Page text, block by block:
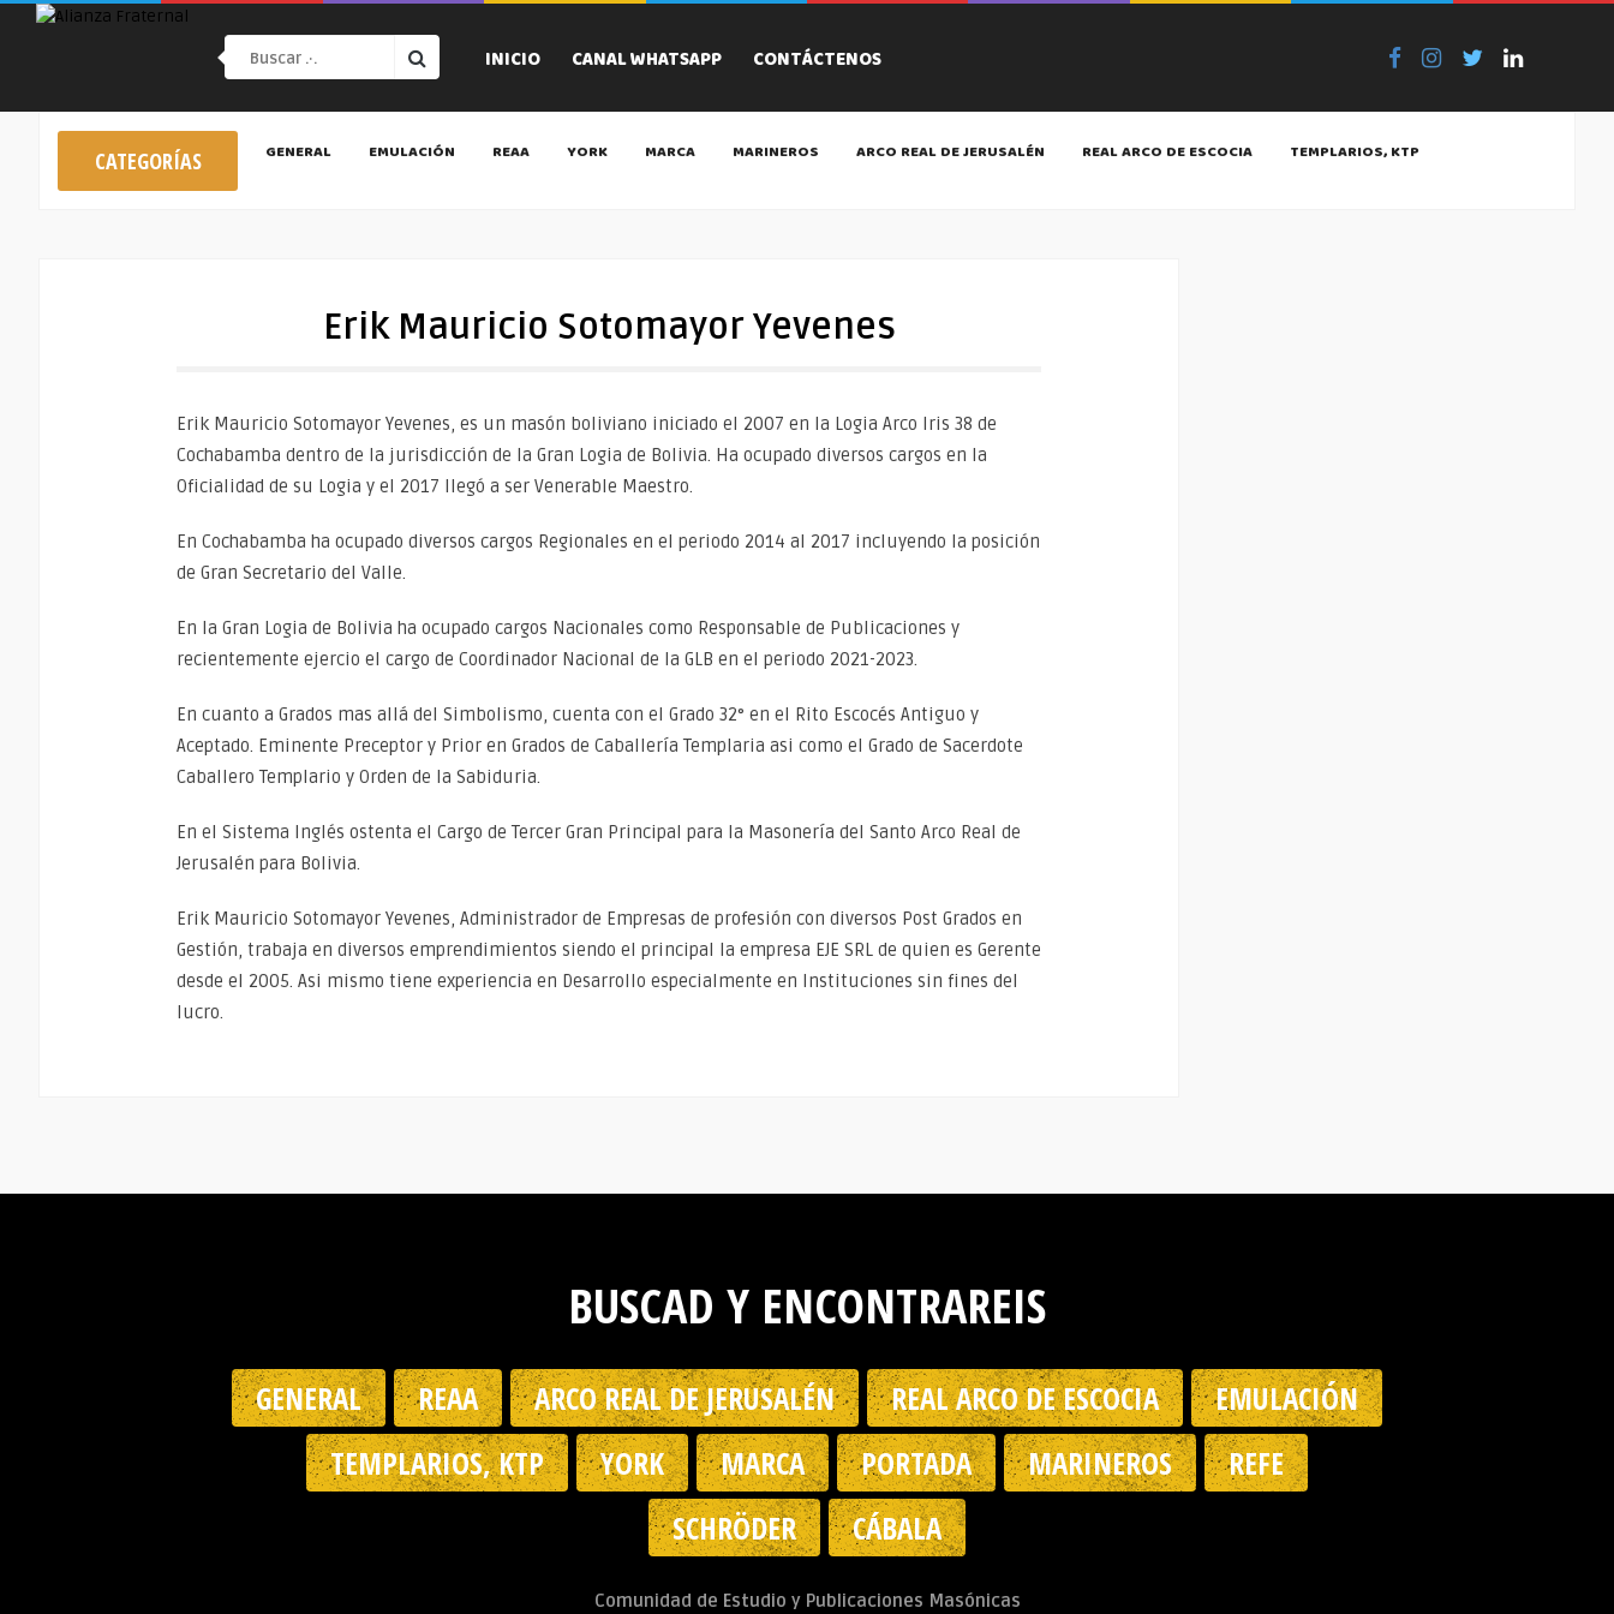
INICIO CANAL WHATSAPP CONTÁCTENOS
CATEGORÍAS GENERAL EMULACIÓN REAA YORK MARCA MARINEROS ARCO REAL DE JERUSALÉN REAL ARCO DE ESCOCIA TEMPLARIOS, KTP
Erik Mauricio Sotomayor Yevenes
Erik Mauricio Sotomayor Yevenes, es un masón boliviano iniciado el 2007 en la Logia Arco Iris 38 de
Cochabamba dentro de la jurisdicción de la Gran Logia de Bolivia. Ha ocupado diversos cargos en la
Oficialidad de su Logia y el 2017 llegó a ser Venerable Maestro.
En Cochabamba ha ocupado diversos cargos Regionales en el periodo 2014 al 2017 incluyendo la posición
de Gran Secretario del Valle.
En la Gran Logia de Bolivia ha ocupado cargos Nacionales como Responsable de Publicaciones y
recientemente ejercio el cargo de Coordinador Nacional de la GLB en el periodo 2021-2023.
En cuanto a Grados mas allá del Simbolismo, cuenta con el Grado 32° en el Rito Escocés Antiguo y
Aceptado. Eminente Preceptor y Prior en Grados de Caballería Templaria asi como el Grado de Sacerdote
Caballero Templario y Orden de la Sabiduria.
En el Sistema Inglés ostenta el Cargo de Tercer Gran Principal para la Masonería del Santo Arco Real de
Jerusalén para Bolivia.
Erik Mauricio Sotomayor Yevenes, Administrador de Empresas de profesión con diversos Post Grados en
Gestión, trabaja en diversos emprendimientos siendo el principal la empresa EJE SRL de quien es Gerente
desde el 2005. Asi mismo tiene experiencia en Desarrollo especialmente en Instituciones sin fines del
lucro.
BUSCAD Y ENCONTRAREIS
GENERAL REAA ARCO REAL DE JERUSALÉN REAL ARCO DE ESCOCIA
EMULACIÓN
TEMPLARIOS, KTP
YORK MARCA PORTADA MARINEROS
REFE
SCHRÖDER
CÁBALA
Comunidad de Estudio y Publicaciones Masónicas